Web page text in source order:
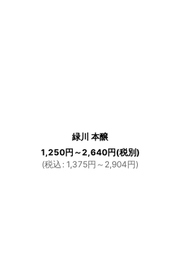
緑川 本醸
1,250円 ～2,640円(税別)
(税込 : 1,375円 ～2,904円)